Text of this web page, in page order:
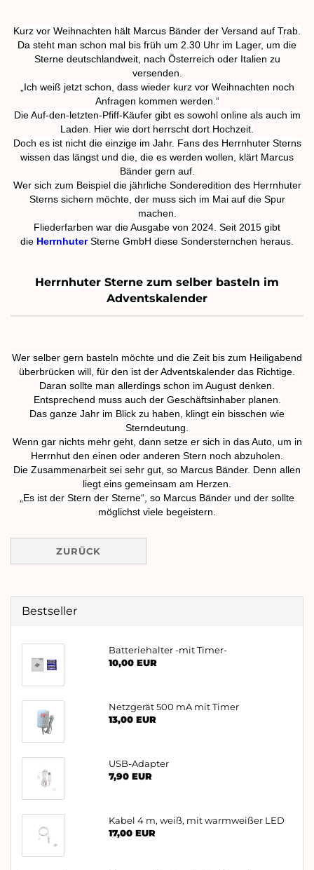
Kurz vor Weihnachten hält Marcus Bänder der Versand auf Trab.
Da steht man schon mal bis früh um 2.30 Uhr im Lager, um die
Sterne deutschlandweit, nach Österreich oder Italien zu
versenden.
„Ich weiß jetzt schon, dass wieder kurz vor Weihnachten noch
Anfragen kommen werden.“
Die Auf-den-letzten-Pfiff-Käufer gibt es sowohl online als auch im
Laden. Hier wie dort herrscht dort Hochzeit.
Doch es ist nicht die einzige im Jahr. Fans des Herrnhuter Sterns
wissen das längst und die, die es werden wollen, klärt Marcus
Bänder gern auf.
Wer sich zum Beispiel die jährliche Sonderedition des Herrnhuter
Sterns sichern möchte, der muss sich im Mai auf die Spur
machen.
Fliederfarben war die Ausgabe von 2024. Seit 2015 gibt
die HerrnhuterSterne GmbH diese Sondersternchen heraus.
Herrnhuter Sterne zum selber basteln im
Adventskalender
Wer selber gern basteln möchte und die Zeit bis zum Heiligabend
überbrücken will, für den ist der Adventskalender das Richtige.
Daran sollte man allerdings schon im August denken.
Entsprechend muss auch der Geschäftsinhaber planen.
Das ganze Jahr im Blick zu haben, klingt ein bisschen wie
Sterndeutung.
Wenn gar nichts mehr geht, dann setze er sich in das Auto, um in
Herrnhut den einen oder anderen Stern noch abzuholen.
Die Zusammenarbeit sei sehr gut, so Marcus Bänder. Denn allen
liegt eins gemeinsam am Herzen.
„Es ist der Stern der Sterne“, so Marcus Bänder und der sollte
möglichst viele begeistern.
ZURÜCK
Bestseller
Batteriehalter -mit Timer-
10,00 EUR
Netzgerät 500 mA mit Timer
13,00 EUR
USB-Adapter
7,90 EUR
Kabel 4 m, weiß, mit warmweißer LED
17,00 EUR